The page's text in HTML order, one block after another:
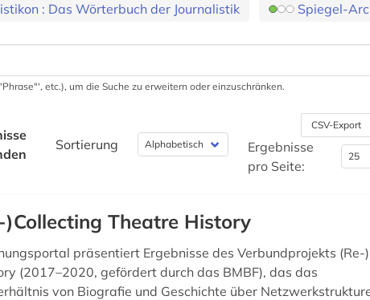
: Das Wörterbuch der Journalistik Spiegel-
etc.), um die Suche zu erweitern oder einzuschränken.
Sortierung
CSV-Export
Ergebnisse
pro Seite:
)Collecting Theatre History
präsentiert Ergebnisse des Verbundprojekts (Re-
(2017–2020, gefördert durch das BMBF), das das
von Biografie und Geschichte über